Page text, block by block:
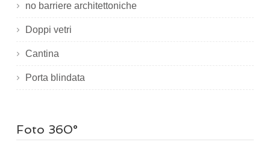
no barriere architettoniche
Doppi vetri
Cantina
Porta blindata
Foto 360°